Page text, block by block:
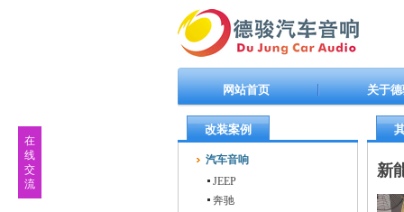
网站首页 关于
改装案例
汽车音响
JEEP
奔驰
新
在
线
交
流